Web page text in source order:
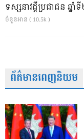
ទស្សនាវដ្ដីប្រជាជន ឆ្
ចំនួនអាន ( 10.5k )
ព័ត៌មានពេញនិយម